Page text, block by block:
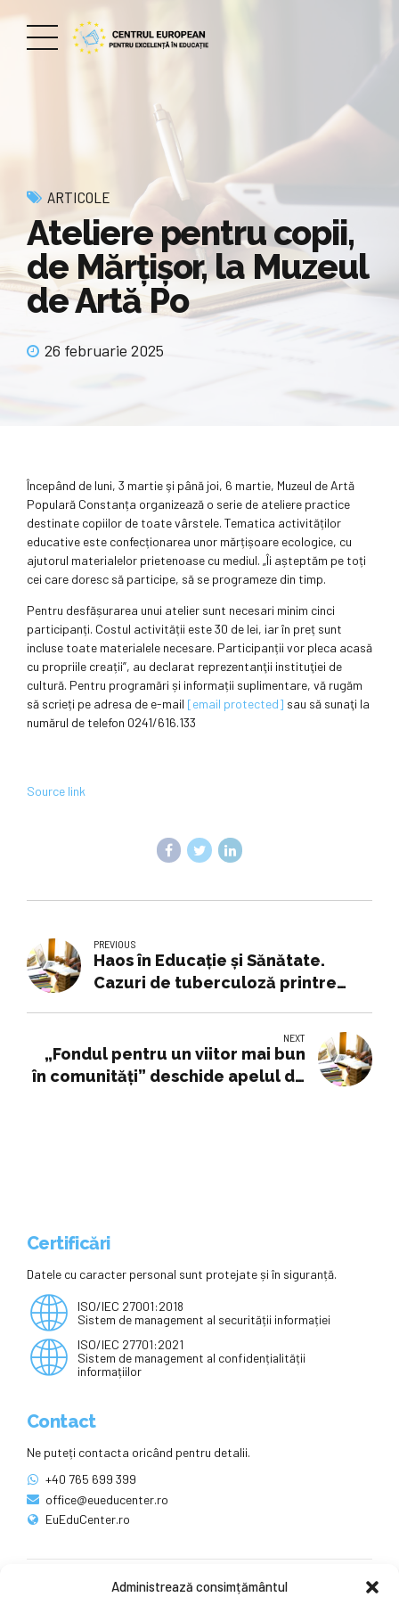
Administrează consimțământul
ARTICOLE
Ateliere pentru copii,
de Mărţişor, la Muzeul
de Artă Po
26 februarie 2025
Începând de luni, 3 martie şi până joi, 6 martie, Muzeul de Artă
Populară Constanța organizează o serie de ateliere practice
destinate copiilor de toate vârstele. Tematica activităților
educative este confecționarea unor mărțișoare ecologice, cu
ajutorul materialelor prietenoase cu mediul. „Îi așteptăm pe toți
cei care doresc să participe, să se programeze din timp.
Pentru desfășurarea unui atelier sunt necesari minim cinci
participanți. Costul activității este 30 de lei, iar în preț sunt
incluse toate materialele necesare. Participanții vor pleca acasă
cu propriile creații”, au declarat reprezentanţii instituţiei de
cultură. Pentru programări și informații suplimentare, vă rugăm
să scrieți pe adresa de e-mail [email protected] sau să sunaţi la
numărul de telefon 0241/616.133
Source link
PREVIOUS
Haos în Educație și Sănătate.
Cazuri de tuberculoză printre
NEXT
„Fondul pentru un viitor mai bun
în comunități” deschide apelul de
Certificări
Datele cu caracter personal sunt protejate și în siguranță.
ISO/IEC 27001:2018
Sistem de management al securității informației
ISO/IEC 27701:2021
Sistem de management al confidențialității
informațiilor
Contact
Ne puteți contacta oricând pentru detalii.
+40 765 699 399
office@eueducenter.ro
EuEduCenter.ro